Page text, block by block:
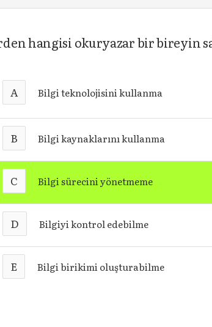
hangisi okuryazar bir bireyin
A Bilgi teknolojisini kullanma
B Bilgi kaynaklarını kullanma
C Bilgi sürecini yönetmeme
D Bilgiyi kontrol edebilme
E Bilgi birikimi oluşturabilme